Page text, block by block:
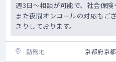
週3日～相談が可能で、社会保険
また夜間オンコールの対応もご
きりしております。
勤務地 京都府京